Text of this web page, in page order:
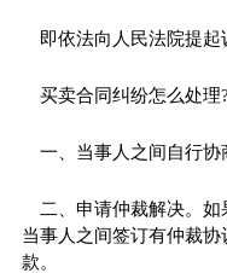
即依法向人民法院提起
买卖合同纠纷怎么处理?
一、当事人之间自行协
二、申请仲裁解决。
当事人之间签订有仲裁
款。